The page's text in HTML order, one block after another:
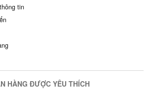
tin
HÀNG ĐƯỢC YÊU THÍCH